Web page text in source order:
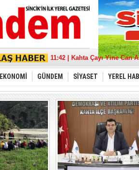
17:36 | Sincik Doğalgaza
11:42 | Kahta Çayı Yine Can
18:21 | Deva Partisinden
13:39 | Sait Aybak'a Büyük
08:32 | Aybak, Adıyaman'da
21:11 | “Türkiye İçin” tüm
22:53 | MHP Adıyaman
17:43 | Depremde hasar
10:17 | Burak Gelir’’
15:21 | "Bu Yanlıştan Biran
EKONOMİ GÜNDEM SİYASET YEREL